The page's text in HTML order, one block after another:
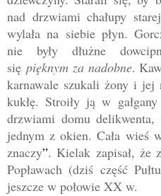
nad drzwiami chałupy
wylała na siebie płyn.
nie były dłużne
się pięknym za nadobne.
karnawale szukali żony i jej
kukłę. Stroiły ją w
drzwiami domu delikwenta,
jednym z okien. Cała wieś
znaczy”. Kielak zapisał, że
Popławach (dziś część
jeszcze w połowie XX w.